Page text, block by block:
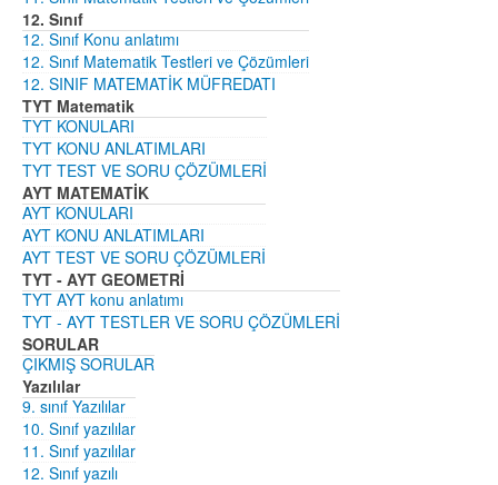
12. Sınıf
12. Sınıf Konu anlatımı
12. Sınıf Matematik Testleri ve Çözümleri
12. SINIF MATEMATİK MÜFREDATI
TYT Matematik
TYT KONULARI
TYT KONU ANLATIMLARI
TYT TEST VE SORU ÇÖZÜMLERİ
AYT MATEMATİK
AYT KONULARI
AYT KONU ANLATIMLARI
AYT TEST VE SORU ÇÖZÜMLERİ
TYT - AYT GEOMETRİ
TYT AYT konu anlatımı
TYT - AYT TESTLER VE SORU ÇÖZÜMLERİ
SORULAR
ÇIKMIŞ SORULAR
Yazılılar
9. sınıf Yazılılar
10. Sınıf yazılılar
11. Sınıf yazılılar
12. Sınıf yazılı